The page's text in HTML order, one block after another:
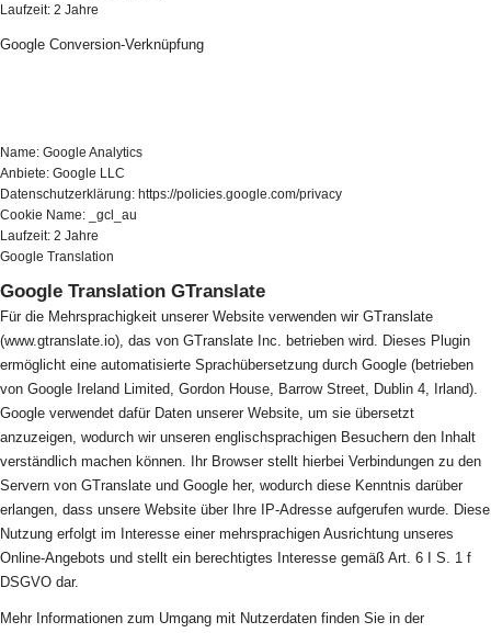
Laufzeit: 2 Jahre
Google Conversion-Verknüpfung
Name: Google Analytics
Anbiete: Google LLC
Datenschutzerklärung: https://policies.google.com/privacy
Cookie Name: _gcl_au
Laufzeit: 2 Jahre
Google Translation
Google Translation GTranslate
Für die Mehrsprachigkeit unserer Website verwenden wir GTranslate
(www.gtranslate.io), das von GTranslate Inc. betrieben wird. Dieses Plugin
ermöglicht eine automatisierte Sprachübersetzung durch Google (betrieben
von Google Ireland Limited, Gordon House, Barrow Street, Dublin 4, Irland).
Google verwendet dafür Daten unserer Website, um sie übersetzt
anzuzeigen, wodurch wir unseren englischsprachigen Besuchern den Inhalt
verständlich machen können. Ihr Browser stellt hierbei Verbindungen zu den
Servern von GTranslate und Google her, wodurch diese Kenntnis darüber
erlangen, dass unsere Website über Ihre IP-Adresse aufgerufen wurde. Diese
Nutzung erfolgt im Interesse einer mehrsprachigen Ausrichtung unseres
Online-Angebots und stellt ein berechtigtes Interesse gemäß Art. 6 I S. 1 f
DSGVO dar.
Mehr Informationen zum Umgang mit Nutzerdaten finden Sie in der